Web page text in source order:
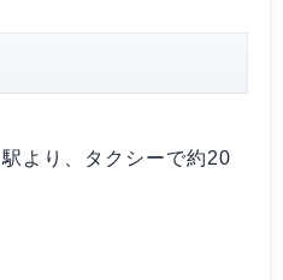
より、タクシーで約20